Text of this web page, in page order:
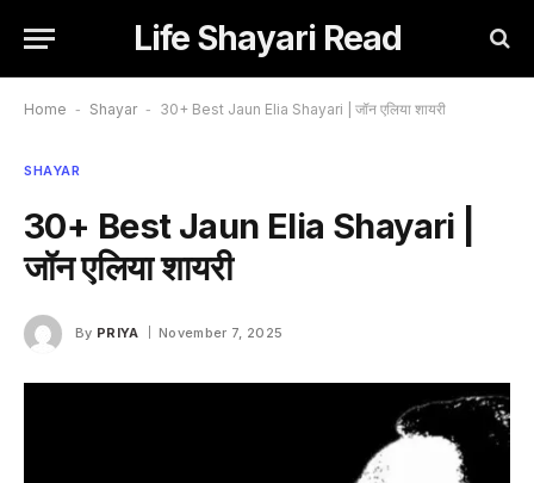
Life Shayari Read
Home - Shayar - 30+ Best Jaun Elia Shayari | जॉन एलिया शायरी
SHAYAR
30+ Best Jaun Elia Shayari |
जॉन एलिया शायरी
By PRIYA November 7, 2025